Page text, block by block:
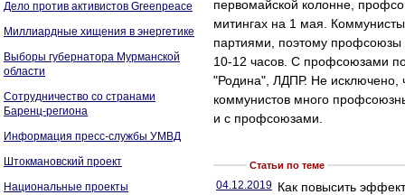
Дело против активистов Greenpeace
Миллиардные хищения в энергетике
Выборы губернатора Мурманской
области
Сотрудничество со странами
Баренц-региона
Информация пресс-службы УМВД
Штокмановский проект
Национальные проекты
первомайской колонне,
митингах на 1 мая.
партиями, поэтому профсоюзы
10-12 часов. С профсоюзами
"Родина", ЛДПР. Не исключено,
коммунистов много
и с профсоюзами.
Статьи по теме
04.12.2019 Как повысить